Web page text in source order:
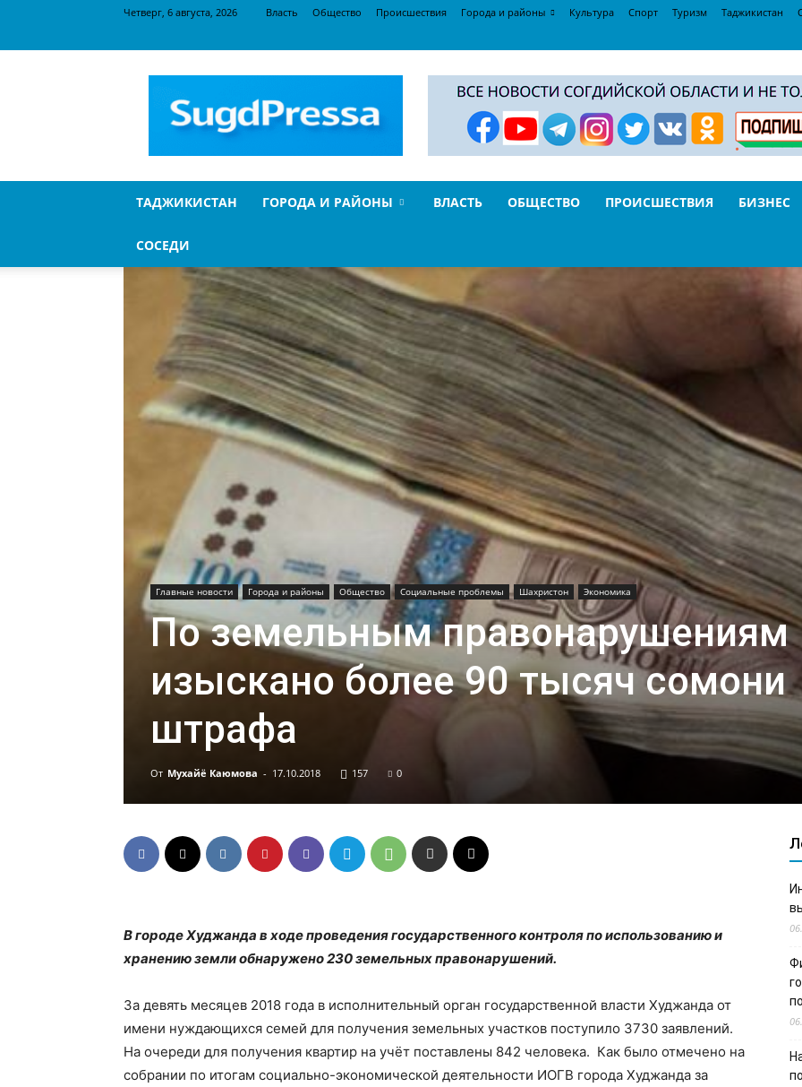
Четверг, 6 августа, 2026 Власть Общество Происшествия Города и районы Культура Спорт Туризм Таджикистан
ТАДЖИКИСТАН ГОРОДА И РАЙОНЫ ВЛАСТЬ ОБЩЕСТВО ПРОИСШЕСТВИЯ БИЗНЕС
СОСЕДИ
Главные новости Города и районы Общество Социальные проблемы Шахристон Экономика
По земельным правонарушениям
изыскано более 90 тысяч сомони
штрафа
От Мухайё Каюмова - 17.10.2018 157 0
В городе Худжанда в ходе проведения государственного контроля по использованию и
хранению земли обнаружено 230 земельных правонарушений.
За девять месяцев 2018 года в исполнительный орган государственной власти Худжанда от
имени нуждающихся семей для получения земельных участков поступило 3730 заявлений.
На очереди для получения квартир на учёт поставлены 842 человека. Как было отмечено на
собрании по итогам социально-экономической деятельности ИОГВ города Худжанда за